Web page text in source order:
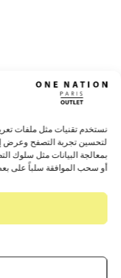
تقنيات مثل ملفات تعريف
تجربة التصفح وعرض إعلانات
البيانات مثل سلوك التصفح أو
الموافقة سلباً على بعض